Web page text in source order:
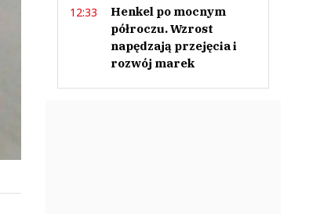
12:33
Henkel po mocnym
półroczu. Wzrost
napędzają przejęcia i
rozwój marek